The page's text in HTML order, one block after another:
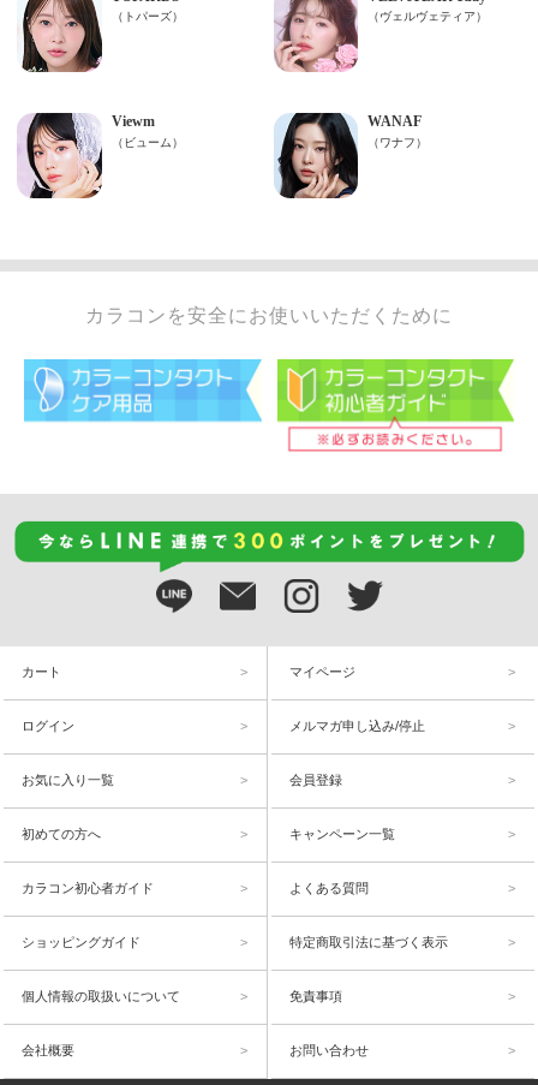
カラコンを安全にお使いいただくために
カート マイページ
ログイン メルマガ申し込み/停止
お気に入り一覧 会員登録
初めての方へ キャンペーン一覧
カラコン初心者ガイド よくある質問
ショッピングガイド 特定商取引法に基づく表示
個人情報の取扱いについて 免責事項
会社概要 お問い合わせ